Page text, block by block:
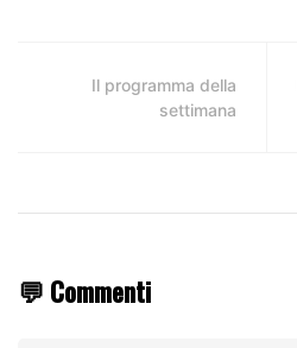
Il programma della
settimana
💬 Commenti